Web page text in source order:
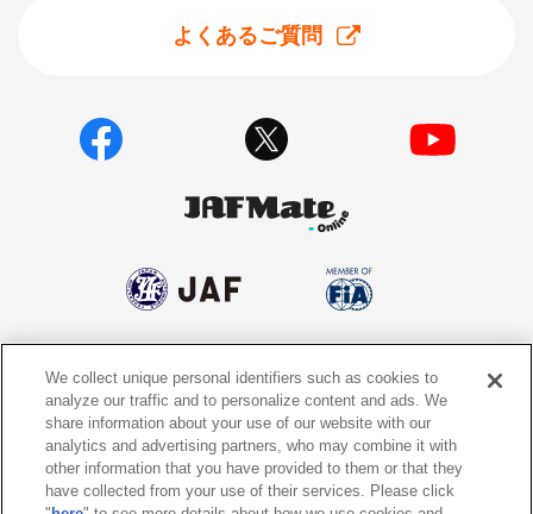
よくあるご質問
個人情報保護方針 個人情報の取り扱いについて
サイトポリシー ソーシャルメディア利用規約
特定商取引法に基づく表示 情報提供終了のお知らせ
We collect unique personal identifiers such as cookies to
analyze our traffic and to personalize content and ads. We
share information about your use of our website with our
analytics and advertising partners, who may combine it with
other information that you have provided to them or that they
have collected from your use of their services. Please click